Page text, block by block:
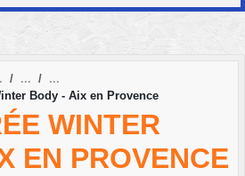
Body - Aix en Provence
WINTER
EN PROVENCE